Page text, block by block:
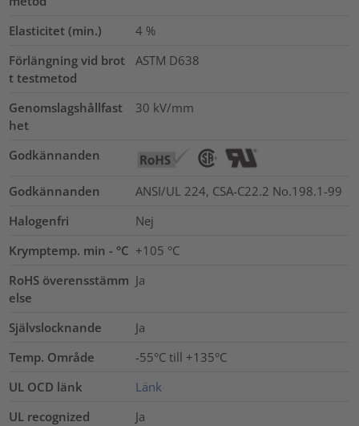
Elasticitet (min.)
4 %
Förlängning vid brot
t testmetod
ASTM D638
Genomslagshållfast
het
30 kV/mm
Godkännanden
Godkännanden
ANSI/UL 224, CSA-C22.2 No.198.1-99
Halogenfri
Nej
Krymptemp. min - °C +105 °C
RoHS överensstämm
else
Ja
Självslocknande
Ja
Temp. Område
-55°C till +135°C
UL OCD länk
Länk
UL recognized
Ja